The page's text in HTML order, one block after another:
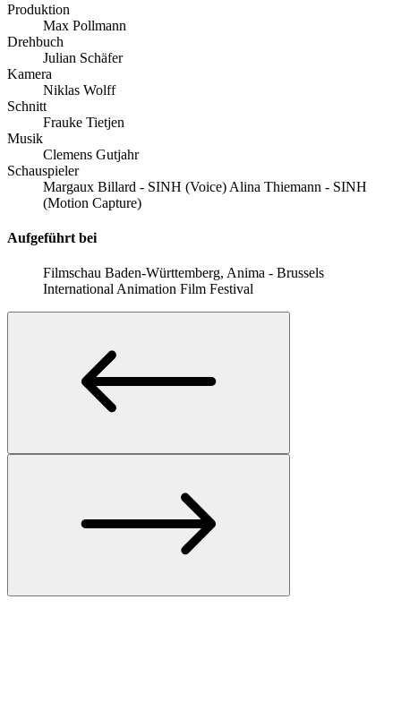
Produktion
Max Pollmann
Drehbuch
Julian Schäfer
Kamera
Niklas Wolff
Schnitt
Frauke Tietjen
Musik
Clemens Gutjahr
Schauspieler
Margaux Billard - SINH (Voice) Alina Thiemann - SINH
(Motion Capture)
Aufgeführt bei
Filmschau Baden-Württemberg, Anima - Brussels
International Animation Film Festival